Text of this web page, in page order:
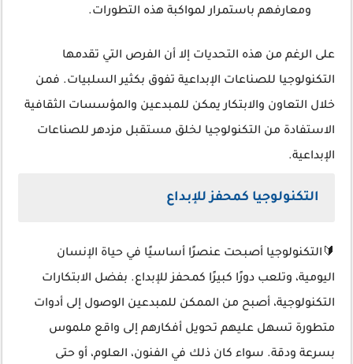
ومعارفهم باستمرار لمواكبة هذه التطورات.
على الرغم من هذه التحديات إلا أن الفرص التي تقدمها
التكنولوجيا للصناعات الإبداعية تفوق بكثير السلبيات. فمن
خلال التعاون والابتكار يمكن للمبدعين والمؤسسات الثقافية
الاستفادة من التكنولوجيا لخلق مستقبل مزدهر للصناعات
الإبداعية.
التكنولوجيا كمحفز للإبداع
🔰التكنولوجيا أصبحت عنصرًا أساسيًا في حياة الإنسان
اليومية، وتلعب دورًا كبيرًا كمحفز للإبداع. بفضل الابتكارات
التكنولوجية، أصبح من الممكن للمبدعين الوصول إلى أدوات
متطورة تسهل عليهم تحويل أفكارهم إلى واقع ملموس
بسرعة ودقة. سواء كان ذلك في الفنون، العلوم، أو حتى